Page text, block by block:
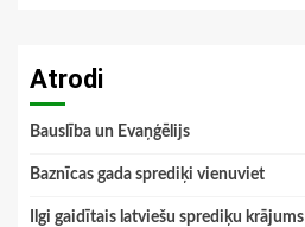
Atrodi
Bauslība un Evaņģēlijs
Baznīcas gada sprediķi vienuviet
Ilgi gaidītais latviešu sprediķu krājums